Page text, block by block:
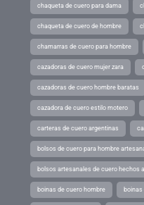
chaqueta de cuero para dama
chaqueta de cuero de hombre
chamarras de cuero para hombre
cazadoras de cuero mujer zara
cazadoras de cuero hombre baratas
cazadora de cuero estilo motero
carteras de cuero argentinas
bolsos de cuero para hombre
bolsos artesanales de cuero hechos
boinas de cuero hombre boinas